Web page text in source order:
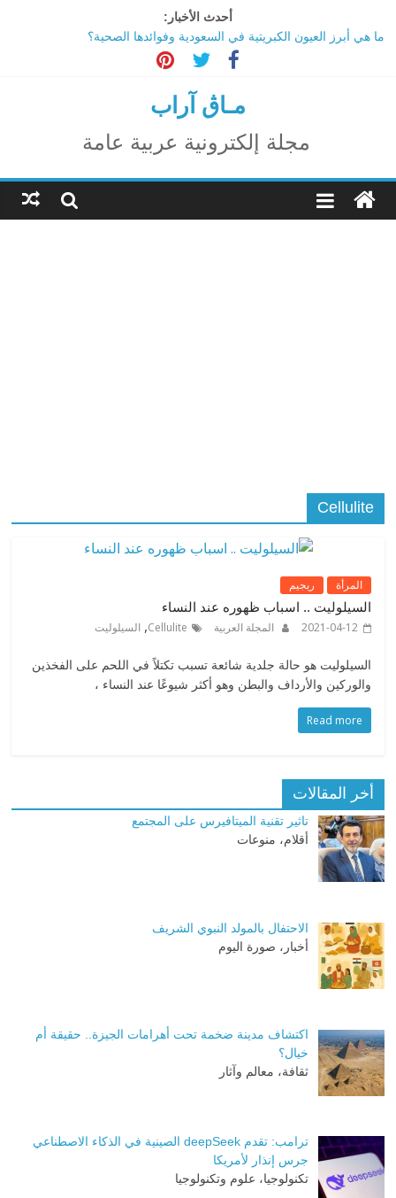
أحدث الأخبار:
ما هي أبرز العيون الكبريتية في السعودية وفوائدها الصحية؟
تاثير تقنية الميتافيرس على المجتمع
اكتشاف مدينة ضخمة تحت أهرامات الجيزة.. حقيقة أم خيال؟
ترامب: تقدم deepSeek الصينية في الذكاء الاصطناعي جرس إنذار
مـاڨ آراب
مجلة إلكترونية عربية عامة
Cellulite
المرأة ريجيم
السيلوليت .. اسباب ظهوره عند النساء
2021-04-12
المجلة العربية Cellulite
,السيلوليت
السيلوليت هو حالة جلدية شائعة تسبب تكتلاً في اللحم على الفخذين
والوركين والأرداف والبطن وهو أكثر شيوعًا عند النساء ،
Read more
أخر المقالات
تاثير تقنية الميتافيرس على المجتمع
أقلام، منوعات
الاحتفال بالمولد النبوي الشريف
أخبار، صورة اليوم
اكتشاف مدينة ضخمة تحت أهرامات الجيزة.. حقيقة أم
خيال؟
ثقافة، معالم وآثار
ترامب: تقدم deepSeek الصينية في الذكاء الاصطناعي
جرس إنذار لأمريكا
تكنولوجيا، علوم وتكنولوجيا